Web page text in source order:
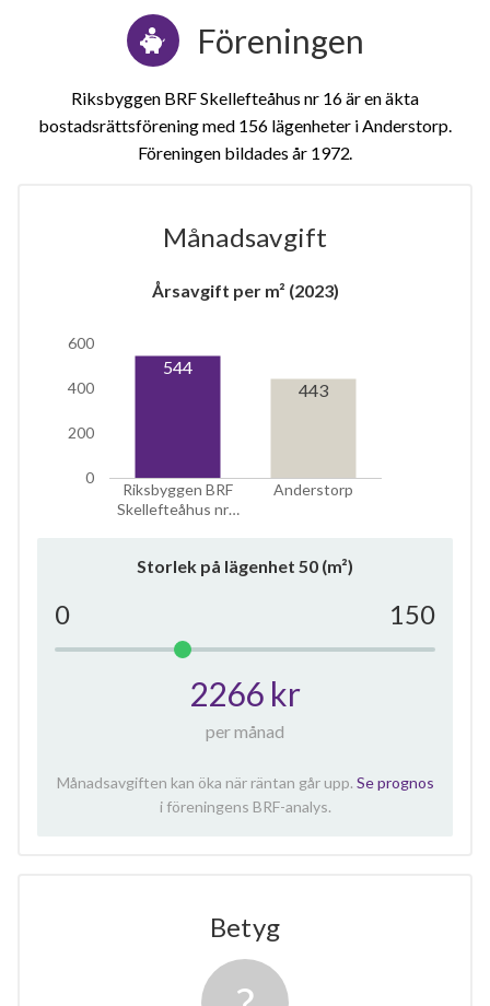
lägenhet
Föreningen
Riksbyggen BRF Skellefteåhus nr 16 är en äkta
bostadsrättsförening med 156 lägenheter i Anderstorp.
Föreningen bildades år 1972
Månadsavgift
Årsavgift per m² (2023)
Riksbyggen BRF
Skellefteåhus nr…
Anderstorp
0
200
400
600
544
443
Storlek på lägenhet 50 (m²)
0 150
2266 kr
per månad
Månadsavgiften kan öka när räntan går upp. Se prognos
i föreningens BRF-analys.
Betyg